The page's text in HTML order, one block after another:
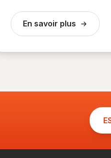
En savoir plus